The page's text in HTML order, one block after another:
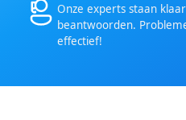
Onze experts staan
beantwoorden.
effectief!